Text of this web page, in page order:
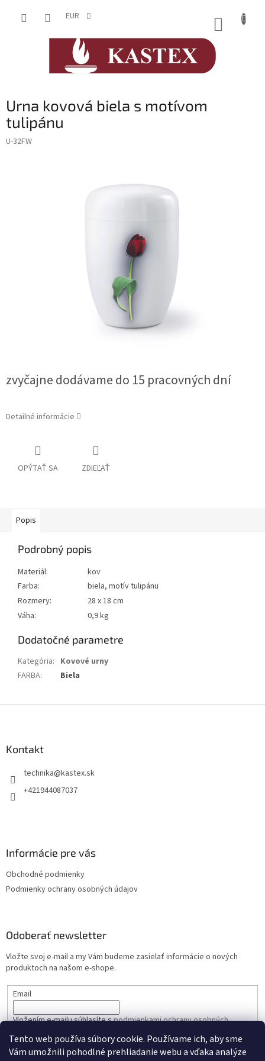
Tento web používa súbory cookie. Používame ich, aby sme
Vám umožnili pohodlné prehliadanie webu a vďaka analýze
EUR
Urna kovová biela s motívom
tulipánu
U-32FW
zvyčajne dodávame do 15 pracovných dní
Detailné informácie
OPÝTAŤ SA ZDIEĽAŤ
Popis
Podrobný popis
Materiál:
kov
Farba:
biela, motív tulipánu
Rozmery:
28 x 18 cm
Váha:
0,9 kg
Dodatočné parametre
Kategória: Kovové urny
FARBA: Biela
Kontakt
technika@kastex.sk
+421944087037
Informácie pre vás
Obchodné podmienky
Podmienky ochrany osobných údajov
Odoberať newsletter
Vložte svoj e-mail a my Vám budeme zasielať informácie o nových
produktoch na našom e-shope.
Email
Vložením e-mailu súhlasíte spodmienkami ochrany osobných
PRIHLÁSIŤ SA